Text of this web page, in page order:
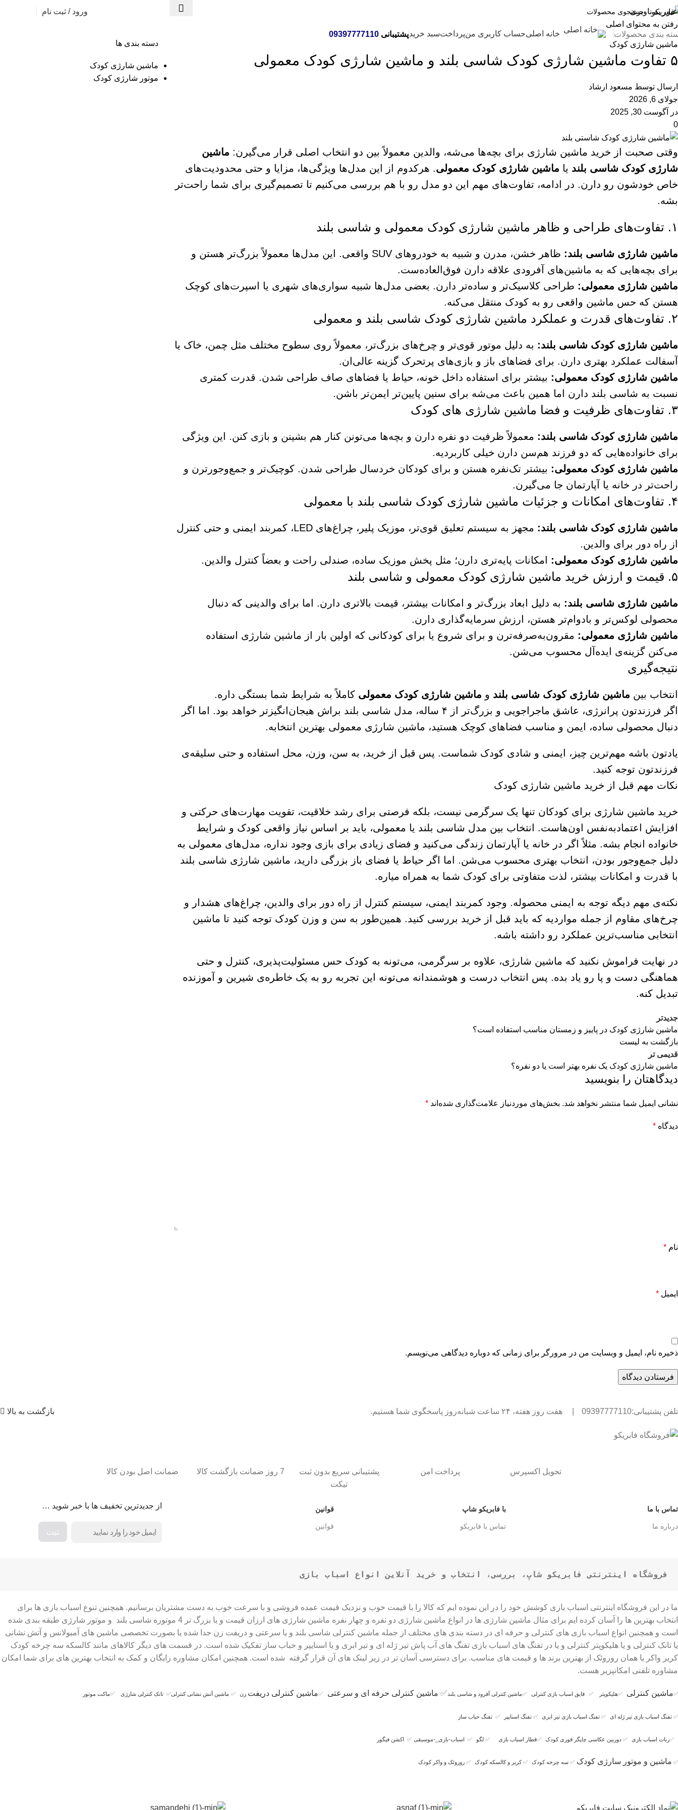
عبور به ناوبری
رفتن به محتوای اصلی
ورود / ثبت نام
بندی محصولات خانه اصلیحساب کاربری منپرداختسبد خریدپشتیبانی 09397777110
وبلاگ
خانه ماشین شارژی کودک
ماشین شارژی کودک
۵ تفاوت‌ ماشین شارژی کودک شاسی بلند و ماشین شارژی کودک معمولی
ارسال توسط مسعود ارشاد
جولای 6, 2026
در آگوست 30, 2025
0
وقتی صحبت از خرید ماشین شارژی برای بچه‌ها می‌شه، والدین معمولاً بین دو انتخاب اصلی قرار می‌گیرن: ماشین
شارژی کودک شاسی بلند یا ماشین شارژی کودک معمولی. هرکدوم از این مدل‌ها ویژگی‌ها، مزایا و حتی محدودیت‌های
خاص خودشون رو دارن. در ادامه، تفاوت‌های مهم این دو مدل رو با هم بررسی می‌کنیم تا تصمیم‌گیری برای شما راحت‌تر
بشه.
۱. تفاوت‌های طراحی و ظاهر ماشین شارژی کودک معمولی و شاسی بلند
ماشین شارژی شاسی بلند:
ظاهر خشن، مدرن و شبیه به خودروهای SUV واقعی. این مدل‌ها معمولاً بزرگ‌تر هستن و
برای بچه‌هایی که به ماشین‌های آفرودی علاقه دارن فوق‌العاده‌ست.
ماشین شارژی معمولی: طراحی کلاسیک‌تر و ساده‌تر دارن. بعضی مدل‌ها شبیه سواری‌های شهری یا اسپرت‌های کوچک
هستن که حس ماشین واقعی رو به کودک منتقل می‌کنه.
۲. تفاوت‌های قدرت و عملکرد ماشین شارژی کودک شاسی بلند و معمولی
ماشین شارژی کودک شاسی بلند: به دلیل موتور قوی‌تر و چرخ‌های بزرگ‌تر، معمولاً روی سطوح مختلف مثل چمن، خاک یا
آسفالت عملکرد بهتری دارن. برای فضاهای باز و بازی‌های پرتحرک گزینه عالی‌ان.
ماشین شارژی کودک معمولی: بیشتر برای استفاده داخل خونه، حیاط یا فضاهای صاف طراحی شدن. قدرت کمتری
نسبت به شاسی بلند دارن اما همین باعث می‌شه برای سنین پایین‌تر ایمن‌تر باشن.
۳. تفاوت‌های ظرفیت و فضا ماشین شارژی های کودک
ماشین شارژی کودک شاسی بلند: معمولاً ظرفیت دو نفره دارن و بچه‌ها می‌تونن کنار هم بشینن و بازی کنن. این ویژگی
برای خانواده‌هایی که دو فرزند هم‌سن دارن خیلی کاربردیه.
ماشین شارژی کودک معمولی: بیشتر تک‌نفره هستن و برای کودکان خردسال طراحی شدن. کوچیک‌تر و جمع‌وجورترن و
راحت‌تر در خانه یا آپارتمان جا می‌گیرن.
۴. تفاوت‌های امکانات و جزئیات ماشین شارژی کودک شاسی بلند با معمولی
ماشین شارژی کودک شاسی بلند:
مجهز به سیستم تعلیق قوی‌تر، موزیک پلیر، چراغ‌های LED، کمربند ایمنی و حتی کنترل
از راه دور برای والدین.
ماشین شارژی کودک معمولی: امکانات پایه‌تری دارن؛ مثل پخش موزیک ساده، صندلی راحت و بعضاً کنترل والدین.
۵. قیمت و ارزش خرید ماشین شارژی کودک معمولی و شاسی بلند
ماشین شارژی شاسی بلند: به دلیل ابعاد بزرگ‌تر و امکانات بیشتر، قیمت بالاتری دارن. اما برای والدینی که دنبال
محصولی لوکس‌تر و بادوام‌تر هستن، ارزش سرمایه‌گذاری دارن.
ماشین شارژی معمولی: مقرون‌به‌صرفه‌ترن و برای شروع یا برای کودکانی که اولین بار از ماشین شارژی استفاده
می‌کنن گزینه‌ی ایده‌آل محسوب می‌شن.
نتیجه‌گیری
انتخاب بین ماشین شارژی کودک شاسی بلند و ماشین شارژی کودک معمولی کاملاً به شرایط شما بستگی داره.
اگر فرزندتون پرانرژی، عاشق ماجراجویی و بزرگ‌تر از ۴ ساله، مدل شاسی بلند براش هیجان‌انگیزتر خواهد بود. اما اگر
دنبال محصولی ساده، ایمن و مناسب فضاهای کوچک هستید، ماشین شارژی معمولی بهترین انتخابه.
یادتون باشه مهم‌ترین چیز، ایمنی و شادی کودک شماست. پس قبل از خرید، به سن، وزن، محل استفاده و حتی سلیقه‌ی
فرزندتون توجه کنید.
نکات مهم قبل از خرید ماشین شارژی کودک
خرید ماشین شارژی برای کودکان تنها یک سرگرمی نیست، بلکه فرصتی برای رشد خلاقیت، تقویت مهارت‌های حرکتی و
افزایش اعتمادبه‌نفس اون‌هاست. انتخاب بین مدل شاسی بلند یا معمولی، باید بر اساس نیاز واقعی کودک و شرایط
خانواده انجام بشه. مثلاً اگر در خانه یا آپارتمان زندگی می‌کنید و فضای زیادی برای بازی وجود نداره، مدل‌های معمولی به
دلیل جمع‌وجور بودن، انتخاب بهتری محسوب می‌شن. اما اگر حیاط یا فضای باز بزرگی دارید، ماشین شارژی شاسی بلند
با قدرت و امکانات بیشتر، لذت متفاوتی برای کودک شما به همراه میاره.
نکته‌ی مهم دیگه توجه به ایمنی محصوله. وجود کمربند ایمنی، سیستم کنترل از راه دور برای والدین، چراغ‌های هشدار و
چرخ‌های مقاوم از جمله مواردیه که باید قبل از خرید بررسی کنید. همین‌طور به سن و وزن کودک توجه کنید تا ماشین
انتخابی مناسب‌ترین عملکرد رو داشته باشه.
در نهایت فراموش نکنید که ماشین شارژی، علاوه بر سرگرمی، می‌تونه به کودک حس مسئولیت‌پذیری، کنترل و حتی
هماهنگی دست و پا رو یاد بده. پس انتخاب درست و هوشمندانه می‌تونه این تجربه رو به یک خاطره‌ی شیرین و آموزنده
تبدیل کنه.
جدیدتر
ماشین شارژی کودک در پاییز و زمستان مناسب استفاده است؟
بازگشت به لیست
قدیمی تر
ماشین شارژی کودک یک نفره بهتر است یا دو نفره؟
دیدگاهتان را بنویسید
نشانی ایمیل شما منتشر نخواهد شد. بخش‌های موردنیاز علامت‌گذاری شده‌اند *
دیدگاه *
نام *
ایمیل *
ذخیره نام، ایمیل و وبسایت من در مرورگر برای زمانی که دوباره دیدگاهی می‌نویسم.
دسته بندی ها
ماشین شارژی کودک
موتور شارژی کودک
تلفن پشتیبانی:09397777110 هفت روز هفته، ۲۴ ساعت شبانه‌روز پاسخگوی شما هستیم. بازگشت به بالا
تحویل اکسپرس پرداخت امن
پشتیبانی سریع بدون ثبت
تیکت
7 روز ضمانت بازگشت کالا ضمانت اصل بودن کالا
تماس با ما
درباره ما
با فابریکو شاپ
تماس با فابریکو
قوانین
قوانین
از جدیدترین تخفیف ها با خبر شوید …
فروشگاه اینترنتی فابریکو شاپ، بررسی، انتخاب و خرید آنلاین انواع اسباب بازی
ما در این فروشگاه اینترنتی اسباب بازی کوشش خود را در این نموده ایم که کالا را با قیمت خوب و نزدیک قیمت عمده فروشی و با سرعت خوب به دست مشتریان برسانیم. همچنین تنوع اسباب بازی ها برای
انتخاب بهترین ها را آسان کرده ایم برای مثال ماشین شارژی ها در انواع ماشین شارژی دو نفره و چهار نفره ماشین شارژی های ارزان قیمت و یا بزرگ تر 4 موتوره شاسی بلند و موتور شارژی طبقه بندی شده
است و همچنین انواع اسباب بازی های کنترلی و حرفه ای در دسته بندی های مختلف از جمله ماشین کنترلی شاسی بلند و یا سرعتی و دریفت زن جدا شده یا بصورت تخصصی ماشین های آمبولانس و آتش نشانی
یا تانک کنترلی و یا هلیکوپتر کنترلی و یا در تفنگ های اسباب بازی تفنگ های آب پاش تیر ژله ای و تیر ابری و یا اسنایپر و حباب ساز تفکیک شده است. در قسمت های دیگر کالاهای مانند کالسکه سه چرخه کودک
کریر واکر یا همان روروئک از بهترین برند ها و قیمت های مناسب. برای دسترسی آسان تر در زیر لینک های آن قرار گرفته شده است. همچنین امکان مشاوره رایگان و کمک به انتخاب بهترین های برای شما امکان
مشاوره تلفنی امکانپزیر هست.
✅ماشین کنترلی ✅هلیکوپتر ✅ قایق اسباب بازی کنترلی ✅ماشین کنترلی آفرود و شاسی بلند✅ ماشین کنترلی حرفه ای و سرعتی ✅ماشین کنترلی دریفت زن ✅ ماشین آتش نشانی کنترلی✅ تانک کنترلی شارژی ✅ماکت موتور
✅ تفنگ اسباب بازی تیر ژله ای ✅ تفنگ اسباب بازی تیر ابری ✅ تفنگ اسنایپر ✅ تفنگ حباب ساز
✅ربات اسباب بازی ✅ دوربین عکاسی چاپگر فوری کودک ✅قطار اسباب بازی ✅ لگو ✅ اسباب-بازی_-موسیقی ✅ اکشن فیگور
✅ ماشین و موتور سارژی کودک ✅ سه چرخه کودک ✅کریر و کالسکه کودک ✅ روروئک و واکر کودک